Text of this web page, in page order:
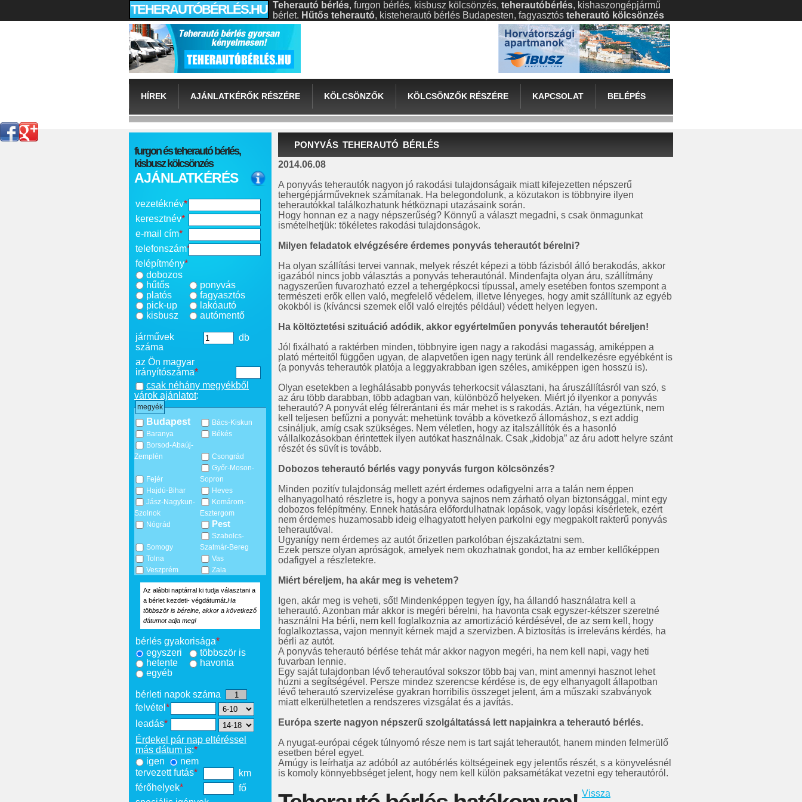
TEHERAUTÓBÉRLÉS.HU Teherautó bérlés, furgon bérlés, kisbusz kölcsönzés, teherautóbérlés, kishaszongépjármű
bérlet. Hűtős teherautó, kisteherautó bérlés Budapesten, fagyasztós teherautó kölcsönzés
HÍREK AJÁNLATKÉRŐK RÉSZÉRE KÖLCSÖNZŐK KÖLCSÖNZŐK RÉSZÉRE KAPCSOLAT BELÉPÉS
furgon és teherautó bérlés,
kisbusz kölcsönzés
AJÁNLATKÉRÉS
vezetéknév*
keresztnév*
e-mail cím*
telefonszám*
felépítmény*
dobozos
hűtős
platós
pick-up
kisbusz
ponyvás
fagyasztós
lakóautó
autómentő
járművek
száma
db
az Ön magyar
irányítószáma*
csak néhány megyékből
várok ajánlatot:
megyék
Budapest
Bács-Kiskun
Baranya
Békés
Borsod-Abaúj-
Zemplén
Csongrád
Fejér
Győr-Moson-
Sopron
Hajdú-Bihar
Heves
Jász-Nagykun-
Szolnok
Komárom-
Esztergom
Nógrád
Pest
Somogy
Szabolcs-
Szatmár-Bereg
Tolna
Vas
Veszprém
Zala
Az alábbi naptárral ki tudja választani a
a bérlet kezdeti- végdátumát. Ha
többször is bérelne, akkor a következő
dátumot adja meg!
bérlés gyakorisága*
egyszeri
többször is
hetente
havonta
egyéb
bérleti napok száma
felvétel *
leadás*
Érdekel pár nap eltéréssel
más dátum is:*
igen
nem
tervezett futás*
km
férőhelyek*
fő
PONYVÁS TEHERAUTÓ BÉRLÉS
2014.06.08
A ponyvás teherautók nagyon jó rakodási tulajdonságaik miatt kifejezetten népszerű
tehergépjárműveknek számítanak. Ha belegondolunk, a közutakon is többnyire ilyen
teherautókkal találkozhatunk hétköznapi utazásaink során.
Hogy honnan ez a nagy népszerűség? Könnyű a választ megadni, s csak önmagunkat
ismételhetjük: tökéletes rakodási tulajdonságok.
Milyen feladatok elvégzésére érdemes ponyvás teherautót bérelni?
Ha olyan szállítási tervei vannak, melyek részét képezi a több fázisból álló berakodás, akkor
igazából nincs jobb választás a ponyvás teherautónál. Mindenfajta olyan áru, szállítmány
nagyszerűen fuvarozható ezzel a tehergépkocsi típussal, amely esetében fontos szempont a
természeti erők ellen való, megfelelő védelem, illetve lényeges, hogy amit szállítunk az egyéb
okokból is (kíváncsi szemek elől való elrejtés például) védett helyen legyen.
Ha költöztetési szituáció adódik, akkor egyértelműen ponyvás teherautót béreljen!
Jól fixálható a raktérben minden, többnyire igen nagy a rakodási magasság, amiképpen a
plató mérteitől függően ugyan, de alapvetően igen nagy terünk áll rendelkezésre egyébként is
(a ponyvás teherautók platója a leggyakrabban igen széles, amiképpen igen hosszú is).
Olyan esetekben a leghálásabb ponyvás teherkocsit választani, ha áruszállításról van szó, s
az áru több darabban, több adagban van, különböző helyeken. Miért jó ilyenkor a ponyvás
teherautó? A ponyvát elég félrerántani és már mehet is s rakodás. Aztán, ha végeztünk, nem
kell teljesen befűzni a ponyvát: mehetünk tovább a következő állomáshoz, s ezt addig
csináljuk, amíg csak szükséges. Nem véletlen, hogy az italszállítók és a hasonló
vállalkozásokban érintettek ilyen autókat használnak. Csak „kidobja” az áru adott helyre szánt
részét és süvít is tovább.
Dobozos teherautó bérlés vagy ponyvás furgon kölcsönzés?
Minden pozitív tulajdonság mellett azért érdemes odafigyelni arra a talán nem éppen
elhanyagolható részletre is, hogy a ponyva sajnos nem zárható olyan biztonsággal, mint egy
dobozos felépítmény. Ennek hatására előfordulhatnak lopások, vagy lopási kísérletek, ezért
nem érdemes huzamosabb ideig elhagyatott helyen parkolni egy megpakolt rakterű ponyvás
teherautóval.
Ugyanígy nem érdemes az autót őrizetlen parkolóban éjszakáztatni sem.
Ezek persze olyan apróságok, amelyek nem okozhatnak gondot, ha az ember kellőképpen
odafigyel a részletekre.
Miért béreljem, ha akár meg is vehetem?
Igen, akár meg is veheti, sőt! Mindenképpen tegyen így, ha állandó használatra kell a
teherautó. Azonban már akkor is megéri bérelni, ha havonta csak egyszer-kétszer szeretné
használni Ha bérli, nem kell foglalkoznia az amortizáció kérdésével, de az sem kell, hogy
foglalkoztassa, vajon mennyit kérnek majd a szervizben. A biztosítás is irreleváns kérdés, ha
bérli az autót.
A ponyvás teherautó bérlése tehát már akkor nagyon megéri, ha nem kell napi, vagy heti
fuvarban lennie.
Egy saját tulajdonban lévő teherautóval sokszor több baj van, mint amennyi hasznot lehet
húzni a segítségével. Persze mindez szerencse kérdése is, de egy elhanyagolt állapotban
lévő teherautó szervizelése gyakran horribilis összeget jelent, ám a műszaki szabványok
miatt elkerülhetetlen a rendszeres vizsgálat és a javítás.
Európa szerte nagyon népszerű szolgáltatássá lett napjainkra a teherautó bérlés.
A nyugat-európai cégek túlnyomó része nem is tart saját teherautót, hanem minden felmerülő
esetben bérel egyet.
Amúgy is leírhatja az adóból az autóbérlés költségeinek egy jelentős részét, s a könyvelésnél
is komoly könnyebbséget jelent, hogy nem kell külön paksamétákat vezetni egy teherautóról.
Vissza